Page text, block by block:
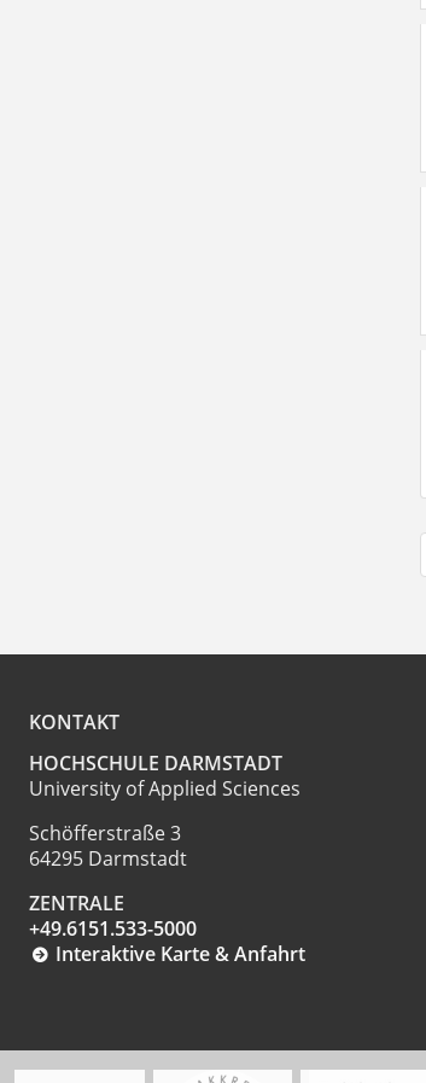
KONTAKT
HOCHSCHULE DARMSTADT
University of Applied Sciences
Schöfferstraße 3
64295 Darmstadt
ZENTRALE
+49.6151.533-5000
Interaktive Karte & Anfahrt